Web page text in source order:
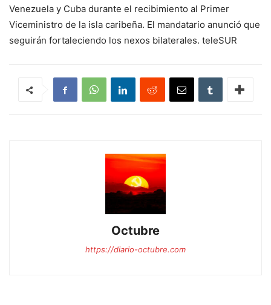
Venezuela y Cuba durante el recibimiento al Primer
Viceministro de la isla caribeña. El mandatario anunció que
seguirán fortaleciendo los nexos bilaterales. teleSUR
Octubre
https://diario-octubre.com